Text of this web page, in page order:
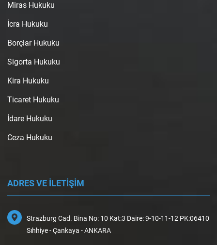
Miras Hukuku
İcra Hukuku
Borçlar Hukuku
Sigorta Hukuku
Kira Hukuku
Ticaret Hukuku
İdare Hukuku
Ceza Hukuku
ADRES VE İLETİŞİM
Strazburg Cad. Bina No: 10 Kat:3 Daire: 9-10-11-12 PK:06410
Sıhhiye - Çankaya - ANKARA